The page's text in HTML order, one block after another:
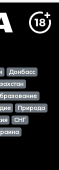
Донбасс
Природа
СНГ